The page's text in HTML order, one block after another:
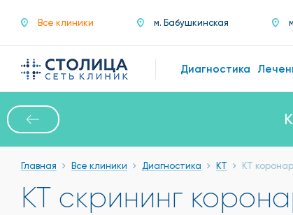
Все клиники м. Бабушкинская
Диагностика
Главная Все клиники Диагностика КТ КТ
КТ скрининг